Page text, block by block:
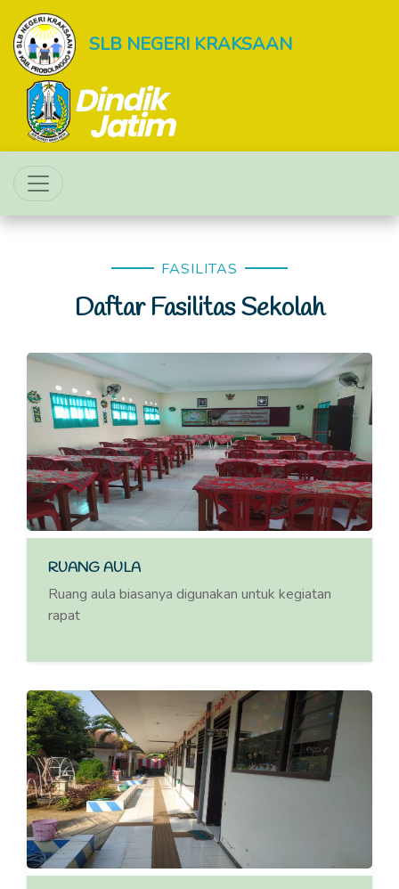
SLB NEGERI KRAKSAAN
FASILITAS
Daftar Fasilitas Sekolah
RUANG AULA
Ruang aula biasanya digunakan untuk kegiatan
rapat